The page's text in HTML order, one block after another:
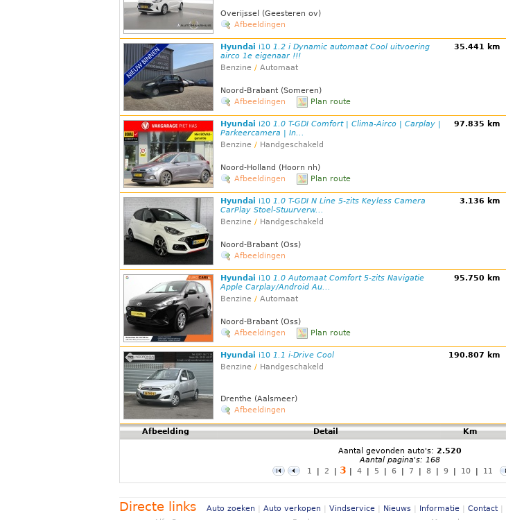
Overijssel (Geesteren ov)
Afbeeldingen
Hyundai i10 1.2 i Dynamic automaat Cool uitvoering
airco 1e eigenaar !!!
Benzine / Automaat
Noord-Brabant (Someren)
Afbeeldingen
Plan route
35.441 km
Hyundai i20 1.0 T-GDI Comfort | Clima-Airco | Carplay |
Parkeercamera | In...
Benzine / Handgeschakeld
Noord-Holland (Hoorn nh)
Afbeeldingen
Plan route
97.835 km
Hyundai i10 1.0 T-GDI N Line 5-zits Keyless Camera
CarPlay Stoel-Stuurverw...
Benzine / Handgeschakeld
Noord-Brabant (Oss)
Afbeeldingen
3.136 km
Hyundai i10 1.0 Automaat Comfort 5-zits Navigatie
Apple Carplay/Android Au...
Benzine / Automaat
Noord-Brabant (Oss)
Afbeeldingen
Plan route
95.750 km
Hyundai i10 1.1 i-Drive Cool
Benzine / Handgeschakeld
Drenthe (Aalsmeer)
Afbeeldingen
190.807 km
Afbeelding Detail Km
Aantal gevonden auto's: 2.520
Aantal pagina's: 168
1
| 2 | 3 | 4 | 5 | 6 | 7 | 8 | 9 | 10 | 11
Directe links Auto zoeken | Auto verkopen | Vindservice | Nieuws | Informatie | Contact |